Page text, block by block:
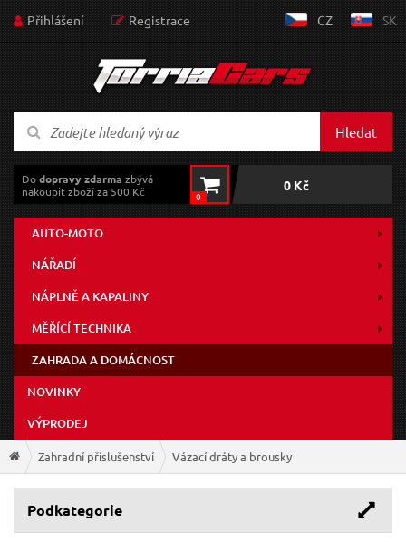
Přihlášení Registrace CZ SK
Hledat
Dodopravy zdarma zbývá
nakoupit zboží za 500 Kč
0
0 Kč
AUTO-MOTO
NÁŘADÍ
NÁPLNĚ A KAPALINY
MĚŘÍCÍ TECHNIKA
ZAHRADA A DOMÁCNOST
NOVINKY
VÝPRODEJ
Zahradní příslušenství Vázací dráty a brousky
Podkategorie